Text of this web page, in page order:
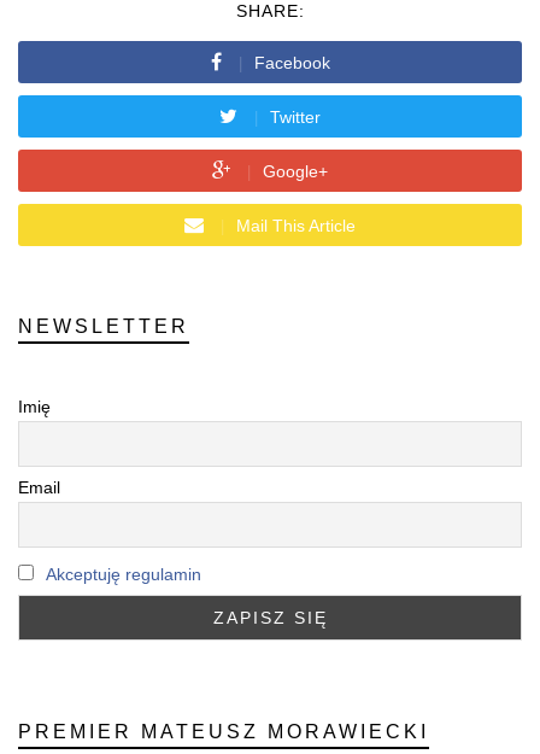
SHARE:
Facebook
Twitter
Google+
Mail This Article
NEWSLETTER
Imię
Email
Akceptuję regulamin
PREMIER MATEUSZ MORAWIECKI